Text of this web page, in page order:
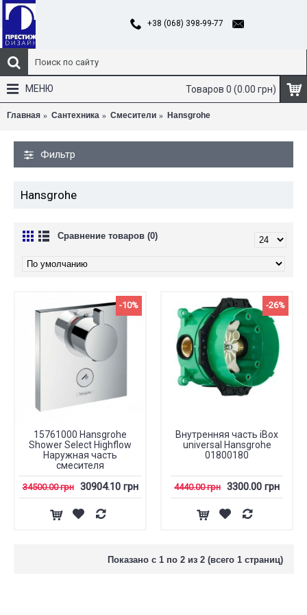
+38 (068) 398-99-77
Товаров 0 (0.00 грн)
МЕНЮ
Главная Сантехника Смесители Hansgrohe
Фильтр
Hansgrohe
Сравнение товаров (0)
-10%
15761000 Hansgrohe
Shower Select Highflow
Наружная часть
смесителя
34500.00 грн 30904.10 грн
-26%
Внутренняя часть iBox
universal Hansgrohe
01800180
4440.00 грн 3300.00 грн
Показано с 1 по 2 из 2 (всего 1 страниц)